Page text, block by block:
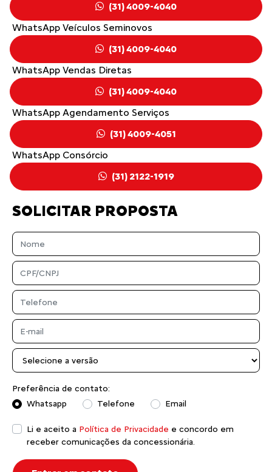
SOLICITAR PROPOSTA
Preferência de contato:
Whatsapp
Telefone Email
Li e aceito a Política de Privacidade e concordo em
receber comunicações da concessionária.
(31) 4009-4040
WhatsApp Veículos Seminovos
(31) 4009-4040
WhatsApp Vendas Diretas
(31) 4009-4040
WhatsApp Agendamento Serviços
(31) 4009-4051
WhatsApp Consórcio
(31) 2122-1919